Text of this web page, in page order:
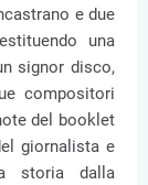
e due
una
signor disco,
compositori
del booklet
giornalista e
storia dalla